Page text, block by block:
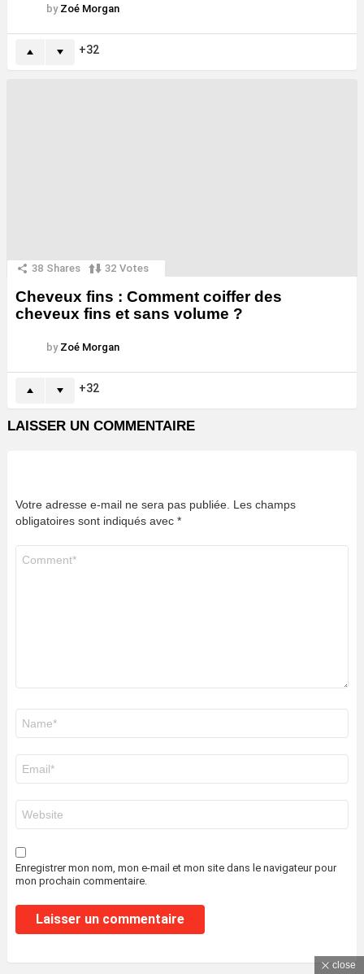
by Zoé Morgan
32
38 Shares 32 Votes
Cheveux fins : Comment coiffer des
cheveux fins et sans volume ?
by Zoé Morgan
32
LAISSER UN COMMENTAIRE
Votre adresse e-mail ne sera pas publiée. Les champs
obligatoires sont indiqués avec *
mail
*
web
Enregistrer mon nom, mon e-mail et mon site dans le navigateur pour
mon prochain commentaire.
close